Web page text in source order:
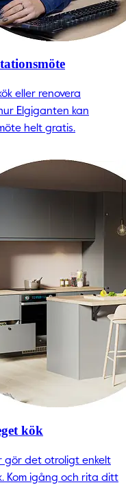
eller renovera
Elgiganten kan
helt gratis.
kök
gör det otroligt enkelt
Kom igång och rita ditt